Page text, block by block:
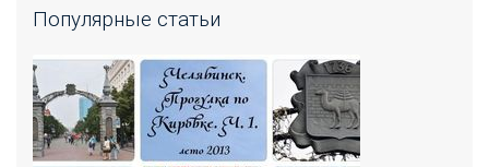
Популярные статьи